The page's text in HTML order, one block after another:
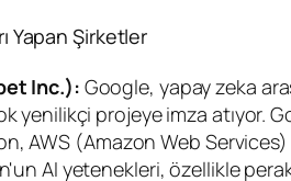
Yapan Şirketler
Inc.): Google, yapay zeka
yenilikçi projeye imza atıyor.
AWS (Amazon Web
AI yetenekleri, özellikle